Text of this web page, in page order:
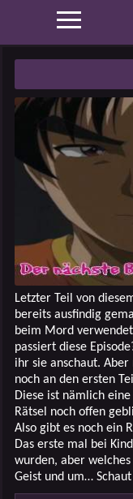
Letzter Teil von
bereits ausfindig
beim Mord
passiert diese
ihr sie anschaut.
noch an den ersten
Diese ist nämlich
Rätsel noch offen
Also gibt es noch ein
Das erste mal bei
wurden, aber
Geist und um…